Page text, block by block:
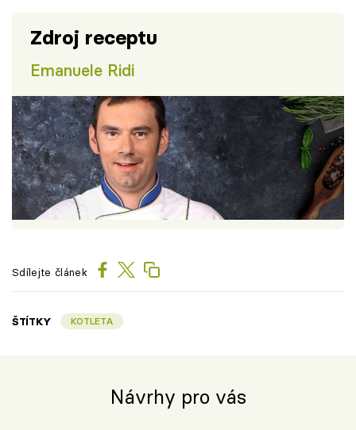
Zdroj receptu
Emanuele Ridi
Sdílejte článek
ŠTÍTKY KOTLETA
Návrhy pro vás